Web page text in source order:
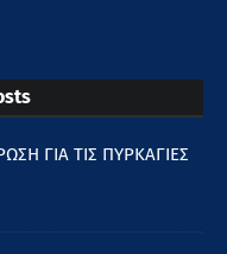
ΓΙΑ ΤΙΣ ΠΥΡΚΑΓΙΕΣ